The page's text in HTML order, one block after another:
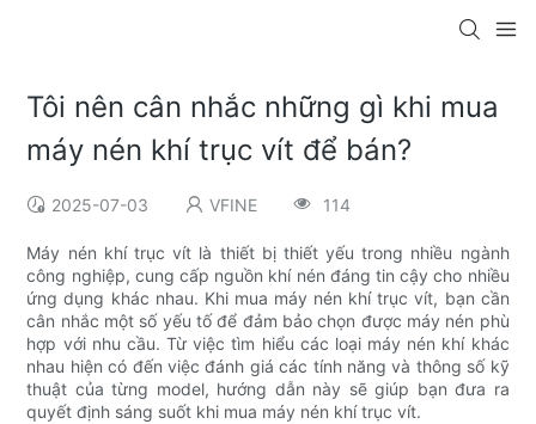
Tôi nên cân nhắc những gì khi mua
máy nén khí trục vít để bán?
2025-07-03 VFINE 114
Máy nén khí trục vít là thiết bị thiết yếu trong nhiều ngành
công nghiệp, cung cấp nguồn khí nén đáng tin cậy cho nhiều
ứng dụng khác nhau. Khi mua máy nén khí trục vít, bạn cần
cân nhắc một số yếu tố để đảm bảo chọn được máy nén phù
hợp với nhu cầu. Từ việc tìm hiểu các loại máy nén khí khác
nhau hiện có đến việc đánh giá các tính năng và thông số kỹ
thuật của từng model, hướng dẫn này sẽ giúp bạn đưa ra
quyết định sáng suốt khi mua máy nén khí trục vít.